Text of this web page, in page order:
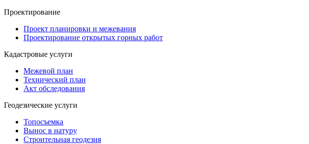
Проектирование
Проект планировки и межевания
Проектирование открытых горных работ
Кадастровые услуги
Межевой план
Технический план
Акт обследования
Геодезические услуги
Топосъемка
Вынос в натуру
Строительная геодезия